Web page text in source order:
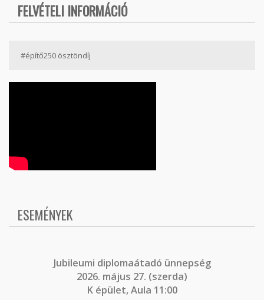
FELVÉTELI INFORMÁCIÓ
#építő250 ösztöndíj
ESEMÉNYEK
Jubileumi diplomaátadó ünnepség
2026. május 27. (szerda)
K épület, Aula 11:00